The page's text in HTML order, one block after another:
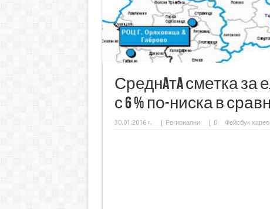
Среднaтa сметка за
с 6 % по-ниска в
30.01.2016 г. Регионални 0 Фейсбук